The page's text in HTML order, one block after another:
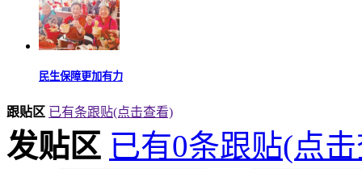
民生保障更加有力
跟贴区 已有条跟贴(点击查看)
发贴区 已有0条跟贴(点